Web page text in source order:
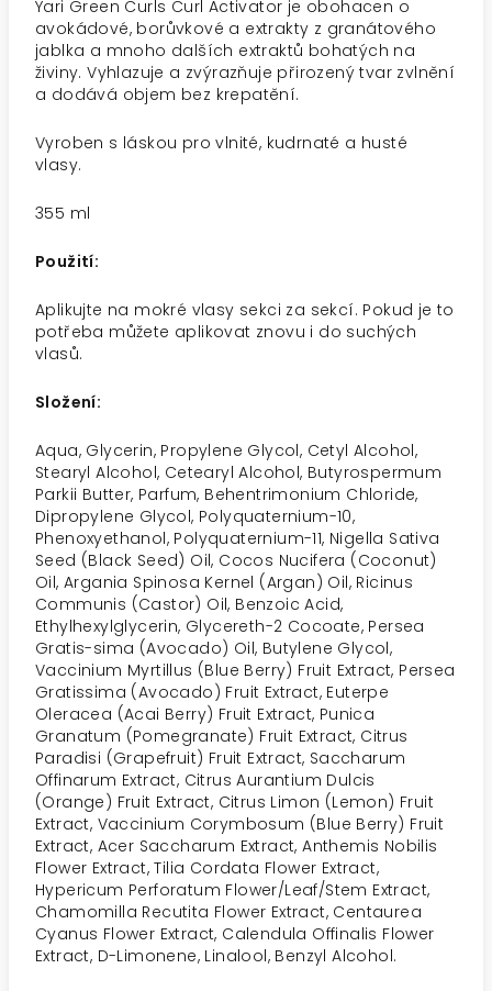
Yari Green Curls Curl Activator je obohacen o
avokádové, borůvkové a extrakty z granátového
jablka a mnoho dalších extraktů bohatých na
živiny. Vyhlazuje a zvýrazňuje přirozený tvar zvlnění
a dodává objem bez krepatění.
Vyroben s láskou pro vlnité, kudrnaté a husté
vlasy.
355 ml
Použití:
Aplikujte na mokré vlasy sekci za sekcí. Pokud je to
potřeba můžete aplikovat znovu i do suchých
vlasů.
Složení:
Aqua, Glycerin, Propylene Glycol, Cetyl Alcohol,
Stearyl Alcohol, Cetearyl Alcohol, Butyrospermum
Parkii Butter, Parfum, Behentrimonium Chloride,
Dipropylene Glycol, Polyquaternium-10,
Phenoxyethanol, Polyquaternium-11, Nigella Sativa
Seed (Black Seed) Oil, Cocos Nucifera (Coconut)
Oil, Argania Spinosa Kernel (Argan) Oil, Ricinus
Communis (Castor) Oil, Benzoic Acid,
Ethylhexylglycerin, Glycereth-2 Cocoate, Persea
Gratis-sima (Avocado) Oil, Butylene Glycol,
Vaccinium Myrtillus (Blue Berry) Fruit Extract, Persea
Gratissima (Avocado) Fruit Extract, Euterpe
Oleracea (Acai Berry) Fruit Extract, Punica
Granatum (Pomegranate) Fruit Extract, Citrus
Paradisi (Grapefruit) Fruit Extract, Saccharum
Offinarum Extract, Citrus Aurantium Dulcis
(Orange) Fruit Extract, Citrus Limon (Lemon) Fruit
Extract, Vaccinium Corymbosum (Blue Berry) Fruit
Extract, Acer Saccharum Extract, Anthemis Nobilis
Flower Extract, Tilia Cordata Flower Extract,
Hypericum Perforatum Flower/Leaf/Stem Extract,
Chamomilla Recutita Flower Extract, Centaurea
Cyanus Flower Extract, Calendula Offinalis Flower
Extract, D-Limonene, Linalool, Benzyl Alcohol.